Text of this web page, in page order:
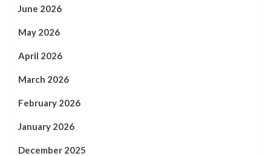
June 2026
May 2026
April 2026
March 2026
February 2026
January 2026
December 2025